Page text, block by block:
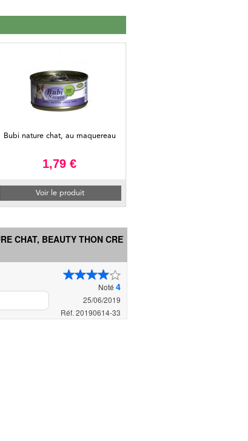
Bubi nature chat, au maquereau
1,79 €
Voir le produit
CHAT, BEAUTY THON CREVE...
Noté 4
25/06/2019
Réf. 20190614-33